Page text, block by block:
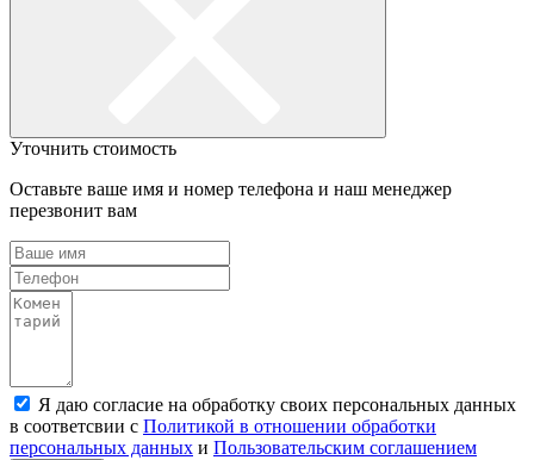
Уточнить стоимость
Оставьте ваше имя и номер телефона и наш менеджер
перезвонит вам
Я даю согласие на обработку своих персональных данных
в соответсвии с Политикой в отношении обработки
персональных данных и Пользовательским соглашением